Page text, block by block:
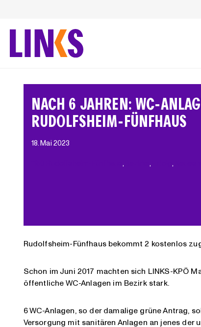
springen
NACH 6 JAHREN: WC-
RUDOLFSHEIM-FÜNFHAUS
18. Mai 2023
, Bezirke, Erfolg, Neues
Rudolfsheim-Fünfhaus bekommt 2 kostenlos
Schon im Juni 2017 machten sich LINKS-KPÖ
öffentliche WC-Anlagen im Bezirk stark.
6 WC-Anlagen, so der damalige grüne Antrag,
Versorgung mit sanitären Anlagen an jenes der